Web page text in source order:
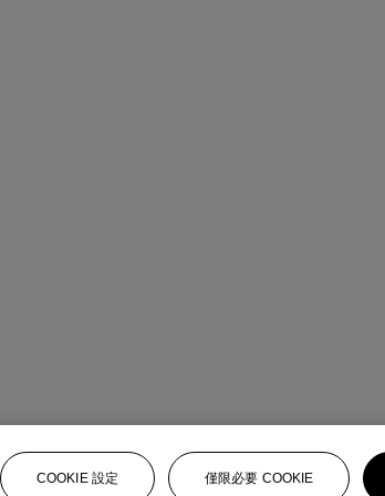
COOKIE 設定 僅限必要 COOKIE